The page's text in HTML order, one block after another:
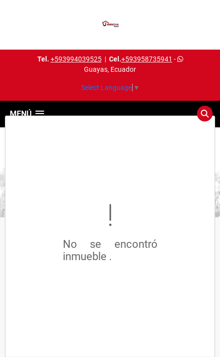
Tel. +593994039525| Cel.+593958735941 -
Guayas, Ecuador
Select Language ▼
MENÚ
No se encontró
inmueble .